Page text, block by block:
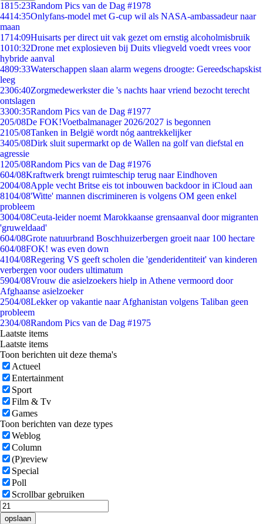
1815:23Random Pics van de Dag #1978
4414:35Onlyfans-model met G-cup wil als NASA-ambassadeur naar
maan
1714:09Huisarts per direct uit vak gezet om ernstig alcoholmisbruik
1010:32Drone met explosieven bij Duits vliegveld voedt vrees voor
hybride aanval
4809:33Waterschappen slaan alarm wegens droogte: Gereedschapskist
leeg
2306:40Zorgmedewerkster die 's nachts haar vriend bezocht terecht
ontslagen
3300:35Random Pics van de Dag #1977
205/08De FOK!Voetbalmanager 2026/2027 is begonnen
2105/08Tanken in België wordt nóg aantrekkelijker
3405/08Dirk sluit supermarkt op de Wallen na golf van diefstal en
agressie
1205/08Random Pics van de Dag #1976
604/08Kraftwerk brengt ruimteschip terug naar Eindhoven
2004/08Apple vecht Britse eis tot inbouwen backdoor in iCloud aan
8104/08'Witte' mannen discrimineren is volgens OM geen enkel
probleem
3004/08Ceuta-leider noemt Marokkaanse grensaanval door migranten
'gruweldaad'
604/08Grote natuurbrand Boschhuizerbergen groeit naar 100 hectare
604/08FOK! was even down
4104/08Regering VS geeft scholen die 'genderidentiteit' van kinderen
verbergen voor ouders ultimatum
5904/08Vrouw die asielzoekers hielp in Athene vermoord door
Afghaanse asielzoeker
2504/08Lekker op vakantie naar Afghanistan volgens Taliban geen
probleem
2304/08Random Pics van de Dag #1975
Laatste items
Laatste items
Toon berichten uit deze thema's
Actueel
Entertainment
Sport
Film & Tv
Games
Toon berichten van deze types
Weblog
Column
(P)review
Special
Poll
Scrollbar gebruiken
opslaan